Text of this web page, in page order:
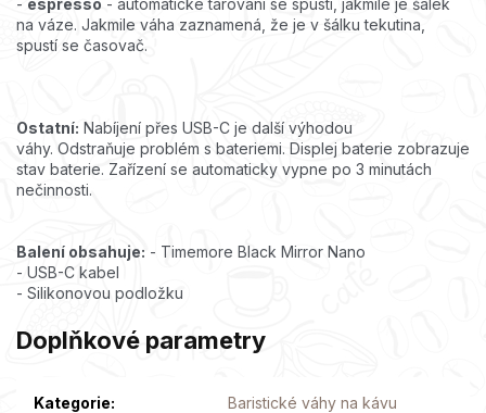
- espresso - automatické tárování se spustí, jakmile je šálek
na váze. Jakmile váha zaznamená, že je v šálku tekutina,
spustí se časovač.
Ostatní: Nabíjení přes USB-C je další výhodou
váhy. Odstraňuje problém s bateriemi. Displej baterie zobrazuje
stav baterie. Zařízení se automaticky vypne po 3 minutách
nečinnosti.
Balení obsahuje: - Timemore Black Mirror Nano
- USB-C kabel
- Silikonovou podložku
Doplňkové parametry
Kategorie: Baristické váhy na kávu